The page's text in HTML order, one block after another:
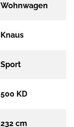
Wohnwagen
Knaus
Sport
500 KD
232 cm